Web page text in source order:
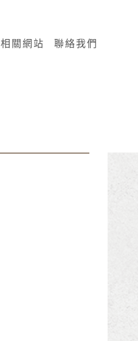
相關網站 聯絡我們